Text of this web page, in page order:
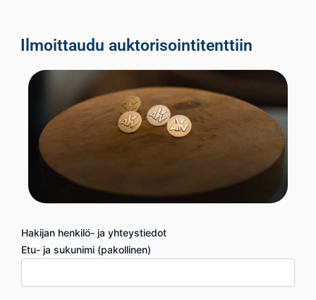
Ilmoittaudu auktorisointitenttiin
Hakijan henkilö- ja yhteystiedot
Etu- ja sukunimi (pakollinen)